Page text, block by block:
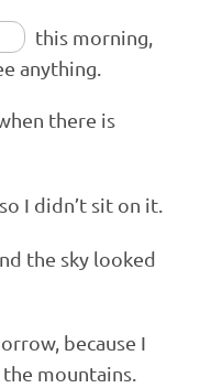
this morning,
anything.
there is
so I didn’t sit on it.
the sky looked
because I
mountains.